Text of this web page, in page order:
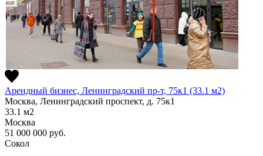
Арендный бизнес, Ленинградский пр-т, 75к1 (33.1 м2)
Москва, Ленинградский проспект, д. 75к1
33.1 м2
Москва
51 000 000 руб.
Сокол